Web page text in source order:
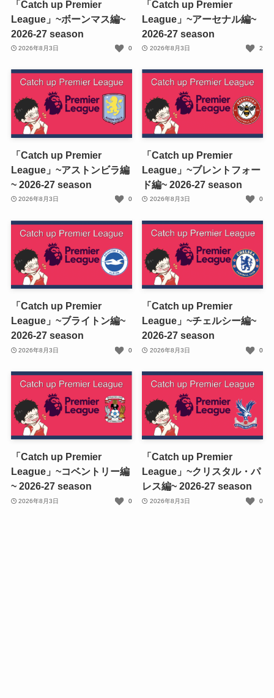
「Catch up Premier
League」~ボーンマス編~
2026-27 season
2026年8月3日 0
「Catch up Premier
League」~アーセナル編~
2026-27 season
2026年8月3日 2
「Catch up Premier
League」~アストンビラ編
~ 2026-27 season
2026年8月3日 0
「Catch up Premier
League」~ブレントフォー
ド編~ 2026-27 season
2026年8月3日 0
「Catch up Premier
League」~ブライトン編~
2026-27 season
2026年8月3日 0
「Catch up Premier
League」~チェルシー編~
2026-27 season
2026年8月3日 0
「Catch up Premier
League」~コベントリー編
~ 2026-27 season
2026年8月3日 0
「Catch up Premier
League」~クリスタル・パ
レス編~ 2026-27 season
2026年8月3日 0